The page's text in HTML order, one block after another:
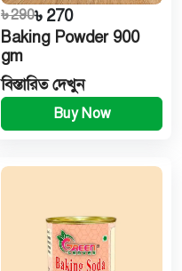
৳ 290৳ 270
Baking Powder 900
gm
বিস্তারিত দেখুন
Buy Now